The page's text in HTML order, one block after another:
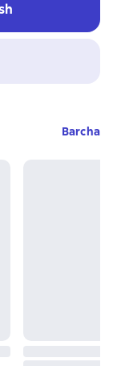
Barcha